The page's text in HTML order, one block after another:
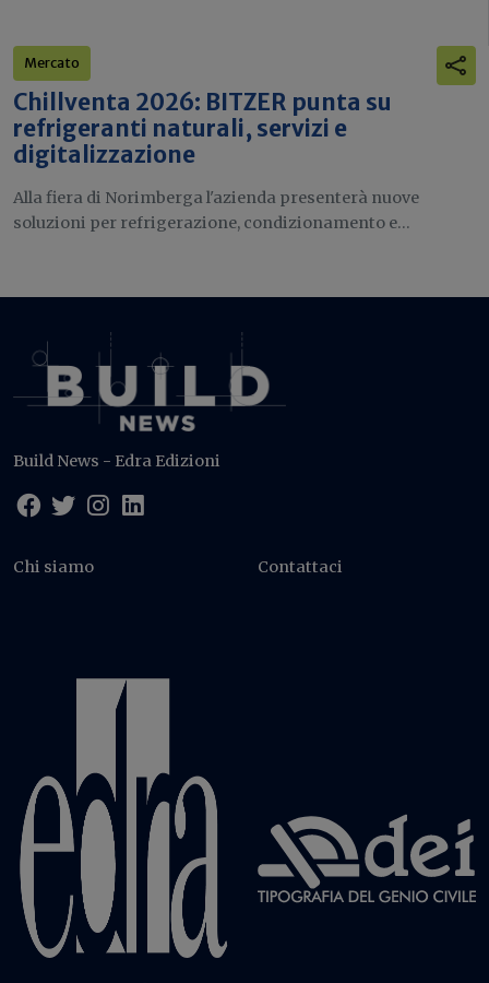
Mercato
Chillventa 2026: BITZER punta su
refrigeranti naturali, servizi e
digitalizzazione
Alla fiera di Norimberga l'azienda presenterà nuove
soluzioni per refrigerazione, condizionamento e...
Build News - Edra Edizioni
Chi siamo Contattaci